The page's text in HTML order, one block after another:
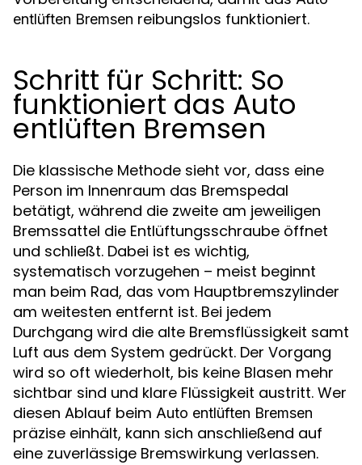
entlüften Bremsen reibungslos funktioniert.
Schritt für Schritt: So
funktioniert das Auto
entlüften Bremsen
Die klassische Methode sieht vor, dass eine
Person im Innenraum das Bremspedal
betätigt, während die zweite am jeweiligen
Bremssattel die Entlüftungsschraube öffnet
und schließt. Dabei ist es wichtig,
systematisch vorzugehen – meist beginnt
man beim Rad, das vom Hauptbremszylinder
am weitesten entfernt ist. Bei jedem
Durchgang wird die alte Bremsflüssigkeit samt
Luft aus dem System gedrückt. Der Vorgang
wird so oft wiederholt, bis keine Blasen mehr
sichtbar sind und klare Flüssigkeit austritt. Wer
diesen Ablauf beim Auto entlüften Bremsen
präzise einhält, kann sich anschließend auf
eine zuverlässige Bremswirkung verlassen.